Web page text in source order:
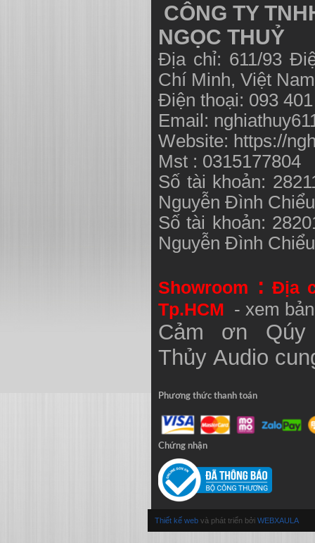
CÔNG TY
NGỌC THUỶ
Địa chỉ: 611/93
Chí Minh, Việt
Điện thoại: 093
Email:
Website: https://
Mst : 0315177804
Số tài khoản:
Nguyễn Đình
Số tài khoản:
Nguyễn Đình
Showroom : Địa
Tp.HCM - xem
Cảm ơn
Thủy Audio
Phương thức thanh toán
Chứng nhận
Thiết kế web và phát triển bởi WEBXAULA